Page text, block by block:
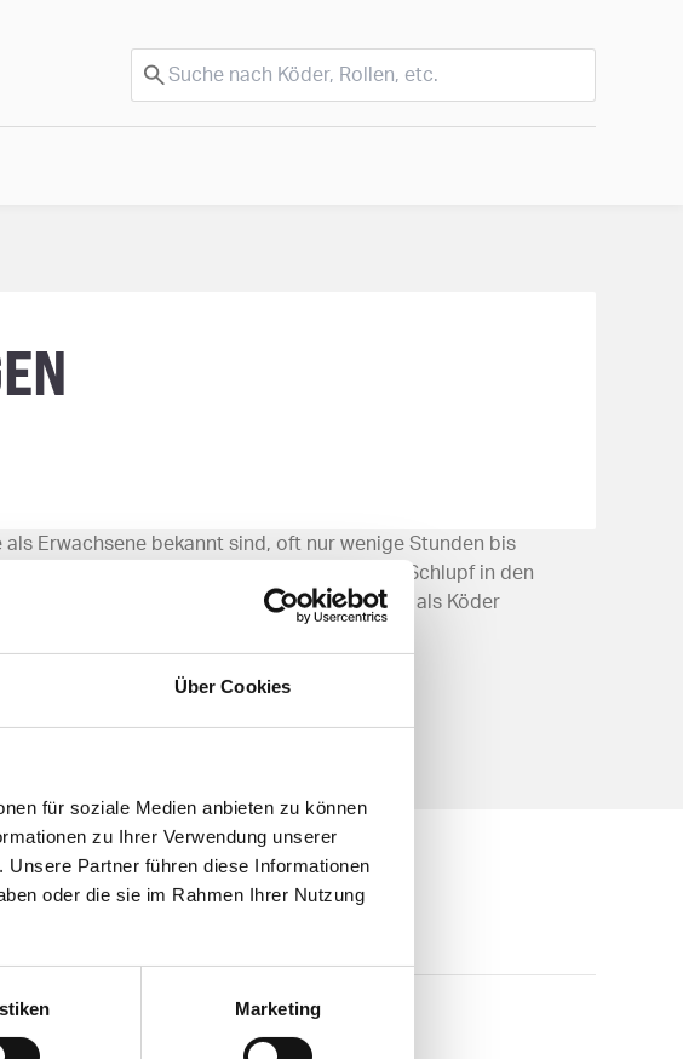
Über Cookies
für soziale Medien anbieten zu können
zu Ihrer Verwendung unserer
Partner führen diese Informationen
oder die sie im Rahmen Ihrer Nutzung
Marketing
Erwachsene bekannt sind, oft nur wenige Stunden bis
für Fische. Ihr massenhafter Schlupf in den
ihrer
undImagohäufig als Köder